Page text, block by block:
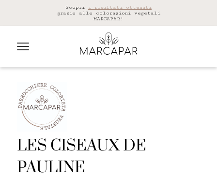
Scopri i risultati ottenuti
grazie alle colorazioni vegetali
MARCAPAR!
LES CISEAUX DE
PAULINE